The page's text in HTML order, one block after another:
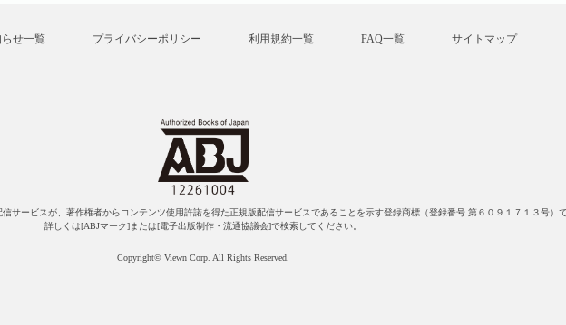
らせ一覧 プライバシーポリシー 利用規約一覧 FAQ一覧 サイトマップ
サービスが、著作権者からコンテンツ使用許諾を得た正規版配信サービスであることを示す登録商標（登録番号 第６０９１７１３号）で
詳しくは[ABJマーク]または[電子出版制作・流通協議会]で検索してください。
Copyright© Viewn Corp. All Rights Reserved.